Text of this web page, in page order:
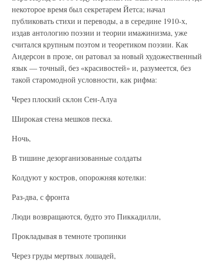
некоторое время был секретарем Йетса; начал
публиковать стихи и переводы, а в середине 1910-х,
издав антологию поэзии и теории имажинизма, уже
считался крупным поэтом и теоретиком поэзии. Как
Андерсон в прозе, он ратовал за новый художественный
язык — точный, без «красивостей» и, разумеется, без
такой старомодной условности, как рифма:
Через плоский склон Сен-Алуа
Широкая стена мешков песка.
Ночь,
В тишине дезорганизованные солдаты
Колдуют у костров, опорожняя котелки:
Раз-два, с фронта
Люди возвращаются, будто это Пиккадилли,
Прокладывая в темноте тропинки
Через груды мертвых лошадей,